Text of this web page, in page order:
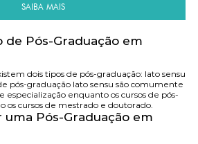
SAIBA MAIS
de Pós-Graduação em
dois tipos de pós-graduação: lato sensu
pós-graduação lato sensu são comumente
especialização enquanto os cursos de pós-
os cursos de mestrado e doutorado.
Pós-Graduação em